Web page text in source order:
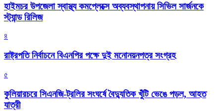
হাইমচর উপজেলা স্বাস্থ্য কমপ্লেক্সে অব্যবস্থাপনায় সিভিল সার্জনকে
স্ট্যান্ড রিলিজ
৪
রাষ্ট্রপতি নির্বাচনে বিএনপির পক্ষে দুই মনোনয়নপত্র সংগ্রহ
৫
কুলিয়ারচরে সিএনজি-ট্রলির সংঘর্ষে বৈদ্যুতিক খুঁটি ভেঙে পড়ল, আহত
যাত্রী